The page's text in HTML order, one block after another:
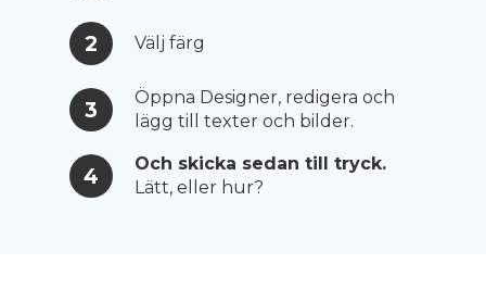
Välj färg
Öppna Designer, redigera och
lägg till texter och bilder.
Och skicka sedan till tryck.
Lätt, eller hur?
2
3
4